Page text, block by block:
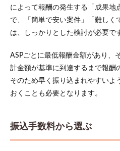
によって報酬の発生する「成果地
で、「簡単で安い案件」「難しく
は、しっかりとした検討が必要で
ASPごとに最低報酬金額があり、
計金額が基準に到達するまで報酬
そのため早く振り込まれやすいよ
おくことも必要となります。
振込手数料から選ぶ